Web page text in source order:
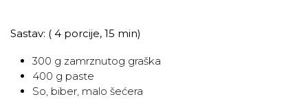
Sastav: ( 4 porcije, 15 min)
300 g zamrznutog graška
400 g paste
So, biber, malo šećera